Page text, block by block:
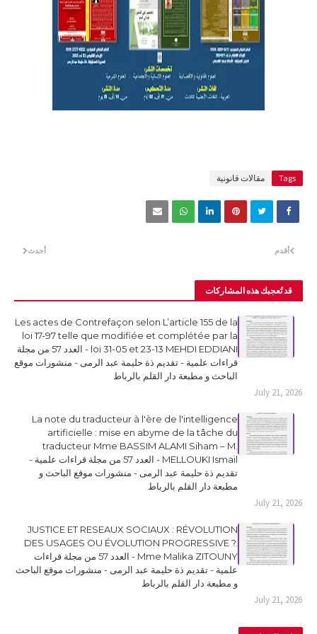
Tags مقالات قانونية
أحدث أقدم
قد تُعجبك هذه المشاركات
Les actes de Contrefaçon selon L’article 155 de la
loi 17-97 telle que modifiée et complétée par la
loi 31-05 et 23-13 MEHDI EDDIANI - العدد 57 من مجلة
قراءات علمية - تقديم ذة حليمة عبد الرمى - منشورات موقع
الباحث و مطبعة دار القلم بالرباط
July 21, 2026
La note du traducteur à l'ère de l'intelligence
artificielle : mise en abyme de la tâche du
traducteur Mme BASSIM ALAMI Siham – M.
MELLOUKI Ismail - العدد 57 من مجلة قراءات علمية -
تقديم ذة حليمة عبد الرمى - منشورات موقع الباحث و
مطبعة دار القلم بالرباط
July 21, 2026
JUSTICE ET RESEAUX SOCIAUX : RÉVOLUTION
DES USAGES OU ÉVOLUTION PROGRESSIVE ?.
Mme Malika ZITOUNY - العدد 57 من مجلة قراءات
علمية - تقديم ذة حليمة عبد الرمى - منشورات موقع الباحث
و مطبعة دار القلم بالرباط
July 21, 2026